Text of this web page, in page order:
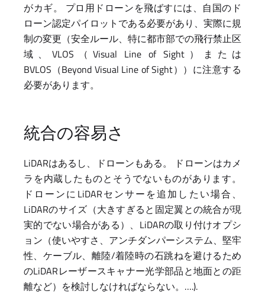
がカギ。 プロ用ドローンを飛ばすには、自国のド
ローン認定パイロットである必要があり、実際に規
制の変更（安全ルール、特に都市部での飛行禁止区
域、VLOS（Visual Line of Sight）または
BVLOS（Beyond Visual Line of Sight））に注意する
必要があります。
統合の容易さ
LiDARはあるし、ドローンもある。 ドローンはカメ
ラを内蔵したものとそうでないものがあります。
ドローンにLiDARセンサーを追加したい場合、
LiDARのサイズ（大きすぎると固定翼との統合が現
実的でない場合がある）、LiDARの取り付けオプシ
ョン（使いやすさ、アンチダンパーシステム、堅牢
性、ケーブル、離陸/着陸時の石跳ねを避けるため
のLiDARレーザースキャナー光学部品と地面との距
離など）を検討しなければならない。….).